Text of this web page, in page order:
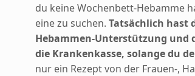
du keine Wochenbett-Hebamme
eine zu suchen. Tatsächlich hast
Hebammen-Unterstützung und
die Krankenkasse, solange du
nur ein Rezept von der Frauen-,